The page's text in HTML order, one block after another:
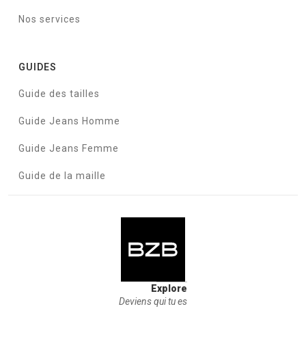
Nos services
GUIDES
Guide des tailles
Guide Jeans Homme
Guide Jeans Femme
Guide de la maille
Explore
Deviens qui tu es